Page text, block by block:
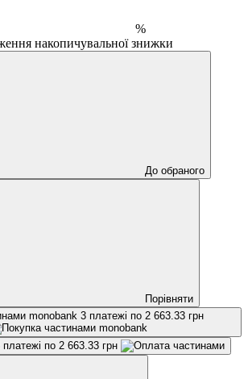
%
накопичувальної знижки
До обраного
Порівняти
monobank 3 платежі по 2 663.33 грн
платежі по 2 663.33 грн